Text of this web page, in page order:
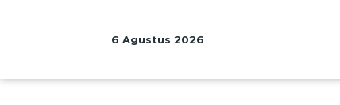
6 Agustus 2026